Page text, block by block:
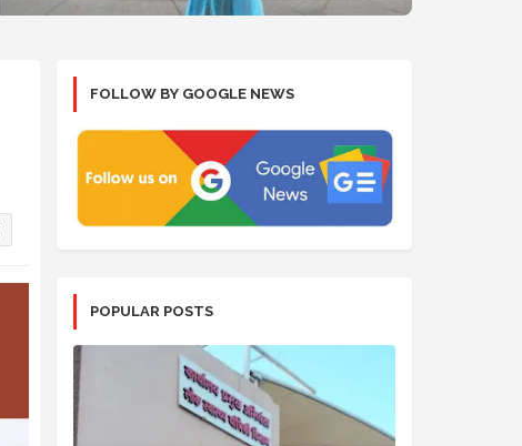
FOLLOW BY GOOGLE NEWS
POPULAR POSTS